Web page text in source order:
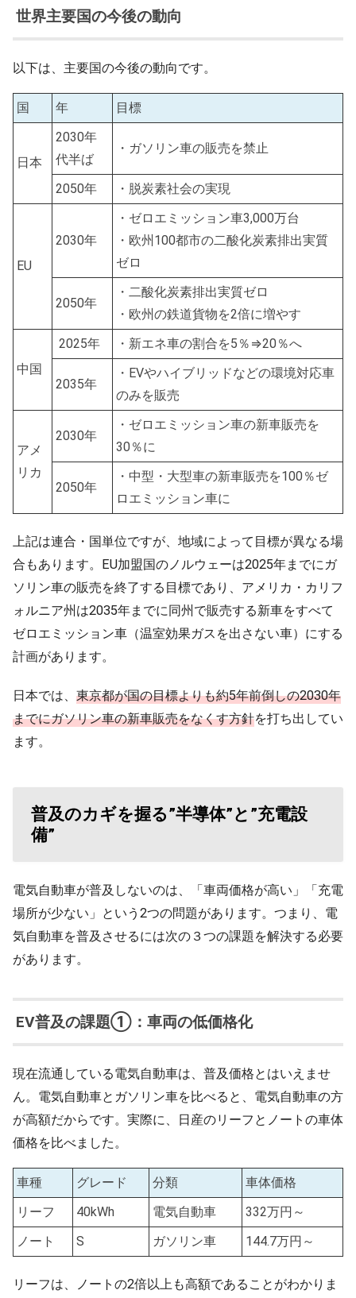
世界主要国の今後の動向
以下は、主要国の今後の動向です。
国 年 目標
日本
2030年
代半ば
・ガソリン車の販売を禁止
2050年 ・脱炭素社会の実現
EU
2030年
・ゼロエミッション車3,000万台
・欧州100都市の二酸化炭素排出実質
ゼロ
2050年
・二酸化炭素排出実質ゼロ
・欧州の鉄道貨物を2倍に増やす
中国
2025年 ・新エネ車の割合を5％⇒20％へ
2035年
・EVやハイブリッドなどの環境対応車
のみを販売
アメ
リカ
2030年
・ゼロエミッション車の新車販売を
30％に
2050年
・中型・大型車の新車販売を100％ゼ
ロエミッション車に
上記は連合・国単位ですが、地域によって目標が異なる場
合もあります。EU加盟国のノルウェーは2025年までにガ
ソリン車の販売を終了する目標であり、アメリカ・カリフ
ォルニア州は2035年までに同州で販売する新車をすべて
ゼロエミッション車（温室効果ガスを出さない車）にする
計画があります。
日本では、 東京都が国の目標よりも約5年前倒しの2030年
までにガソリン車の新車販売をなくす方針を打ち出してい
ます。
普及のカギを握る”半導体”と”充電設
備”
電気自動車が普及しないのは、「車両価格が高い」「充電
場所が少ない」という2つの問題があります。つまり、電
気自動車を普及させるには次の３つの課題を解決する必要
があります。
EV普及の課題①：車両の低価格化
現在流通している電気自動車は、普及価格とはいえませ
ん。電気自動車とガソリン車を比べると、電気自動車の方
が高額だからです。実際に、日産のリーフとノートの車体
価格を比べました。
車種 グレード 分類
車体価格
リーフ
40kWh 電気自動車
332万円～
ノート
S ガソリン車 144.7万円～
リーフは、ノートの2倍以上も高額であることがわかりま